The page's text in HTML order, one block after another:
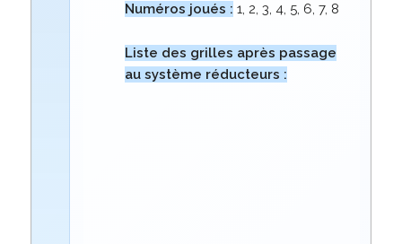
Numéros joués : 1, 2, 3, 4, 5, 6, 7, 8
Liste des grilles après passage
au système réducteurs :